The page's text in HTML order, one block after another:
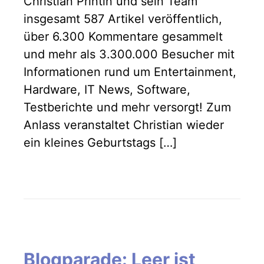
insgesamt 587 Artikel veröffentlich,
über 6.300 Kommentare gesammelt
und mehr als 3.300.000 Besucher mit
Informationen rund um Entertainment,
Hardware, IT News, Software,
Testberichte und mehr versorgt! Zum
Anlass veranstaltet Christian wieder
ein kleines Geburtstags […]
Blogparade: Leer ist